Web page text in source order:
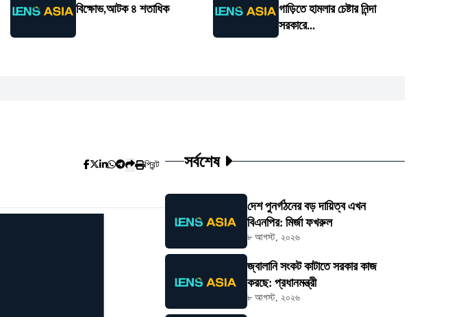
বিক্ষোভ,আটক ৪ শতাধিক
গাড়িতে হামলার চেষ্টার নিন্দা
সরকারে...
প্রিন্ট সর্বশেষ
দেশ পুনর্গঠনের বড় দায়িত্ব এখন
বিএনপির: মির্জা ফখরুল
৮ আগস্ট, ২০২৬
জ্বালানি সংকট কাটাতে সরকার কাজ
করছে: প্রধানমন্ত্রী
৮ আগস্ট, ২০২৬